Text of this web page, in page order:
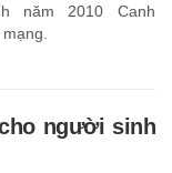
năm 2010 Canh
người sinh